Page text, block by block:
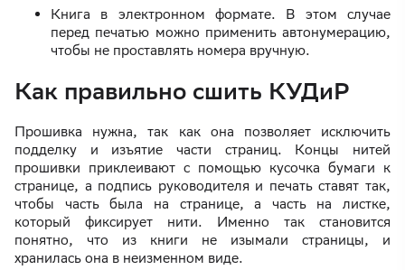
Книга в электронном формате. В этом случае
перед печатью можно применить автонумерацию,
чтобы не проставлять номера вручную.
Как правильно сшить КУДиР
Прошивка нужна, так как она позволяет исключить
подделку и изъятие части страниц. Концы нитей
прошивки приклеивают с помощью кусочка бумаги к
странице, а подпись руководителя и печать ставят так,
чтобы часть была на странице, а часть на листке,
который фиксирует нити. Именно так становится
понятно, что из книги не изымали страницы, и
хранилась она в неизменном виде.